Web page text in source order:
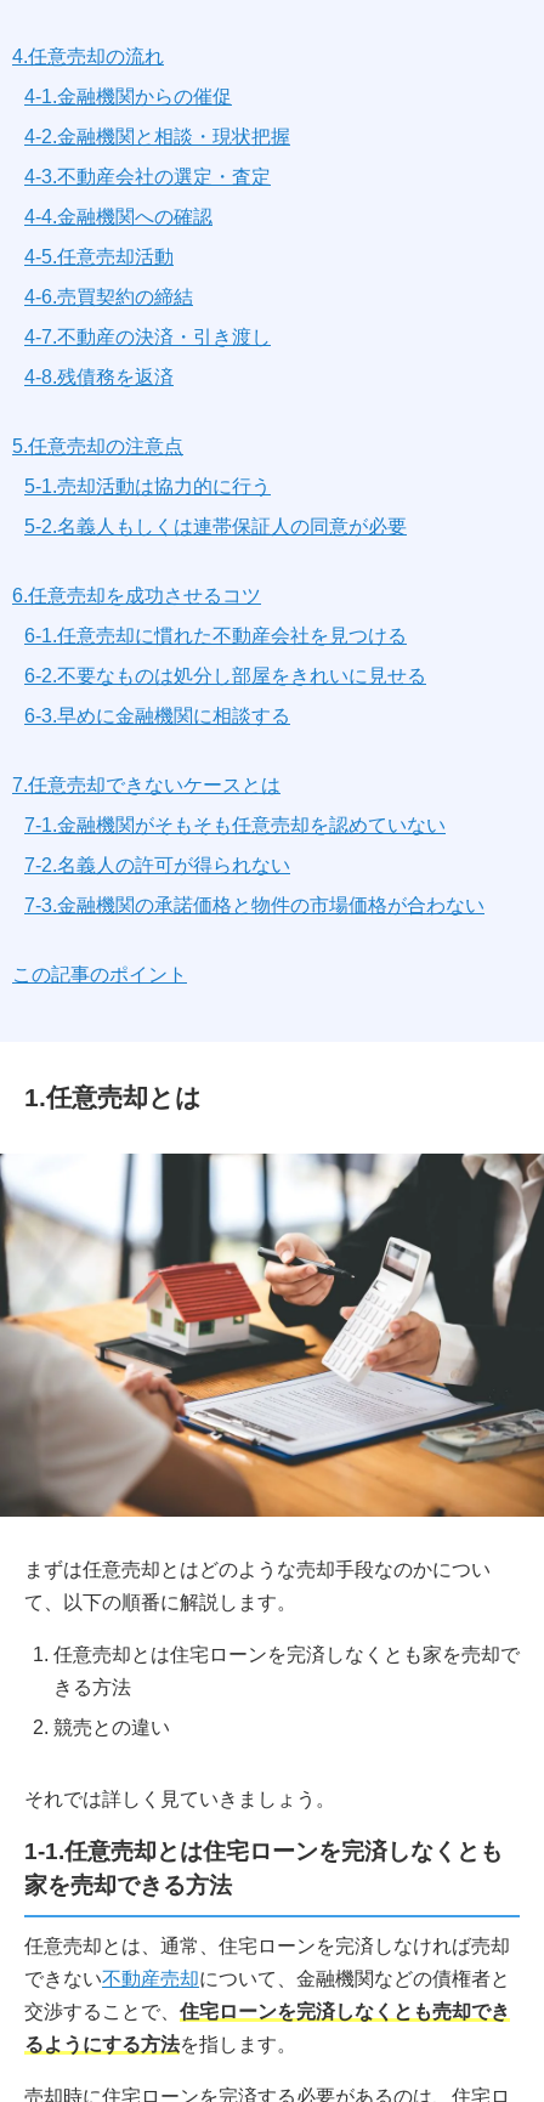
4.任意売却の流れ
4-1.金融機関からの催促
4-2.金融機関と相談・現状把握
4-3.不動産会社の選定・査定
4-4.金融機関への確認
4-5.任意売却活動
4-6.売買契約の締結
4-7.不動産の決済・引き渡し
4-8.残債務を返済
5.任意売却の注意点
5-1.売却活動は協力的に行う
5-2.名義人もしくは連帯保証人の同意が必要
6.任意売却を成功させるコツ
6-1.任意売却に慣れた不動産会社を見つける
6-2.不要なものは処分し部屋をきれいに見せる
6-3.早めに金融機関に相談する
7.任意売却できないケースとは
7-1.金融機関がそもそも任意売却を認めていない
7-2.名義人の許可が得られない
7-3.金融機関の承諾価格と物件の市場価格が合わない
この記事のポイント
1.任意売却とは
まずは任意売却とはどのような売却手段なのかについ
て、以下の順番に解説します。
任意売却とは住宅ローンを完済しなくとも家を売却で
きる方法
競売との違い
それでは詳しく見ていきましょう。
1-1.任意売却とは住宅ローンを完済しなくとも
家を売却できる方法
任意売却とは、通常、住宅ローンを完済しなければ売却
できない不動産売却について、金融機関などの債権者と
交渉することで、 住宅ローンを完済しなくとも売却でき
るようにする方法を指します。
売却時に住宅ローンを完済する必要があるのは、住宅ロ